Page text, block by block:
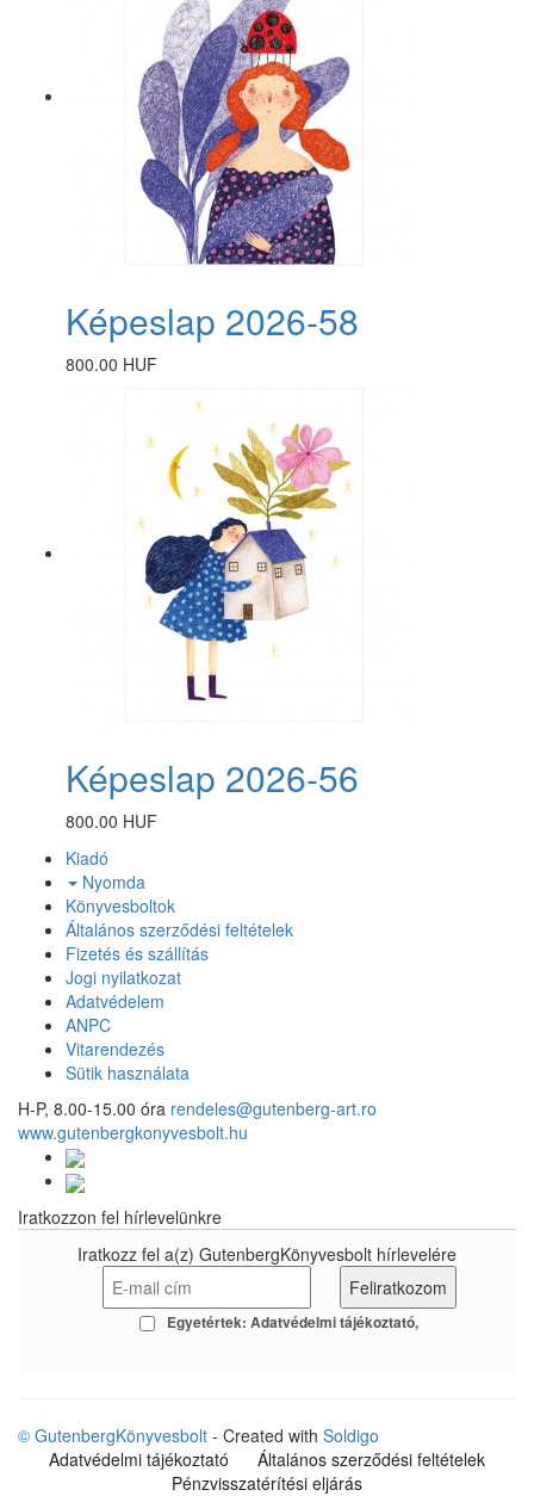
Képeslap 2026-58
800.00 HUF
Képeslap 2026-56
800.00 HUF
Kiadó
Nyomda
Könyvesboltok
Általános szerződési feltételek
Fizetés és szállítás
Jogi nyilatkozat
Adatvédelem
ANPC
Vitarendezés
Sütik használata
H-P, 8.00-15.00 óra rendeles@gutenberg-art.ro
www.gutenbergkonyvesbolt.hu
Iratkozzon fel hírlevelünkre
Iratkozz fel a(z) GutenbergKönyvesbolt hírlevelére
Egyetértek: Adatvédelmi tájékoztató
© GutenbergKönyvesbolt - Created with Soldigo
Adatvédelmi tájékoztató
Általános szerződési feltételek
Pénzvisszatérítési eljárás